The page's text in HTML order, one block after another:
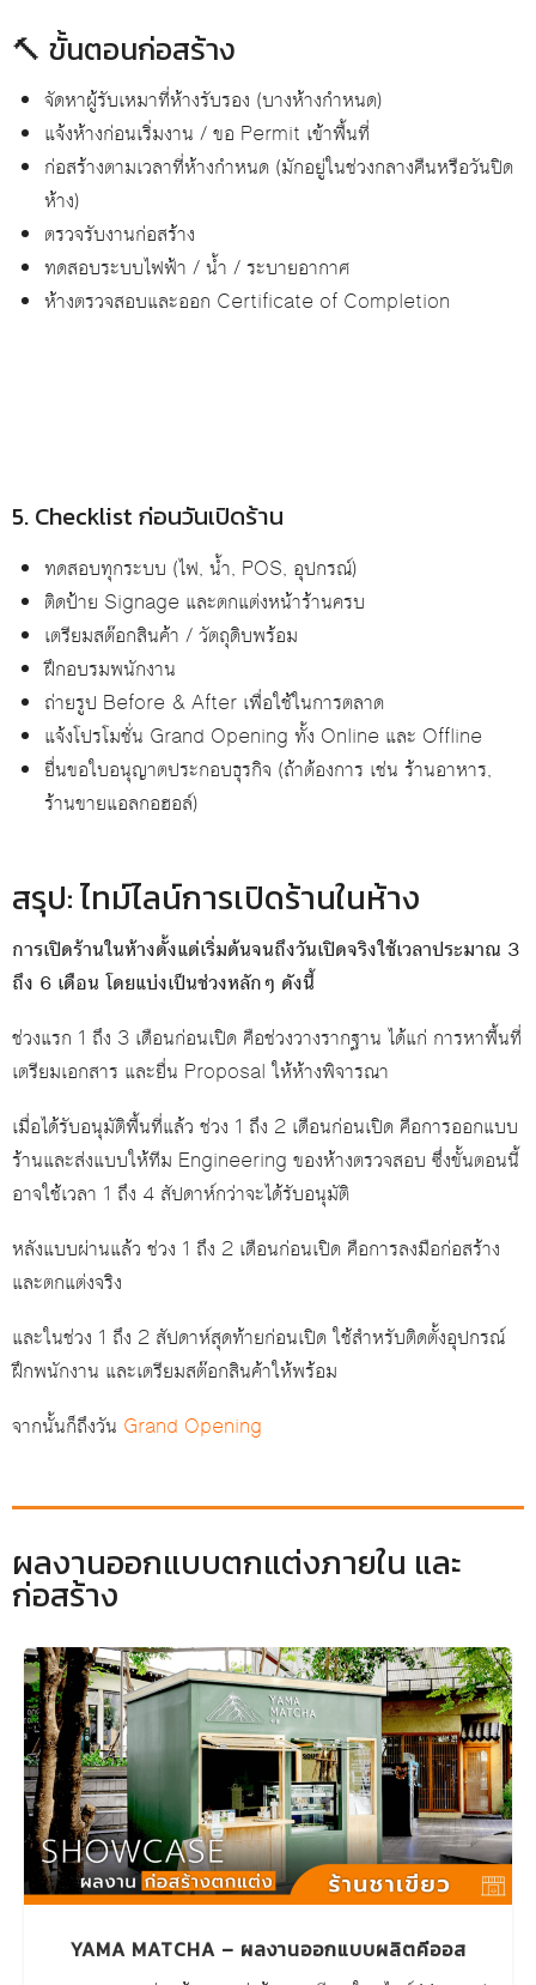
🔨 ขั้นตอนก่อสร้าง
จัดหาผู้รับเหมาที่ห้างรับรอง (บางห้างกำหนด)
แจ้งห้างก่อนเริ่มงาน / ขอ Permit เข้าพื้นที่
ก่อสร้างตามเวลาที่ห้างกำหนด (มักอยู่ในช่วงกลางคืนหรือวันปิด
ห้าง)
ตรวจรับงานก่อสร้าง
ทดสอบระบบไฟฟ้า / น้ำ / ระบายอากาศ
ห้างตรวจสอบและออก Certificate of Completion
5. Checklist ก่อนวันเปิดร้าน
ทดสอบทุกระบบ (ไฟ, น้ำ, POS, อุปกรณ์)
ติดป้าย Signage และตกแต่งหน้าร้านครบ
เตรียมสต๊อกสินค้า / วัตถุดิบพร้อม
ฝึกอบรมพนักงาน
ถ่ายรูป Before & After เพื่อใช้ในการตลาด
แจ้งโปรโมชั่น Grand Opening ทั้ง Online และ Offline
ยื่นขอใบอนุญาตประกอบธุรกิจ (ถ้าต้องการ เช่น ร้านอาหาร,
ร้านขายแอลกอฮอล์)
สรุป: ไทม์ไลน์การเปิดร้านในห้าง
การเปิดร้านในห้างตั้งแต่เริ่มต้นจนถึงวันเปิดจริงใช้เวลาประมาณ 3
ถึง 6 เดือน โดยแบ่งเป็นช่วงหลักๆ ดังนี้
ช่วงแรก 1 ถึง 3 เดือนก่อนเปิด คือช่วงวางรากฐาน ได้แก่ การหาพื้นที่
เตรียมเอกสาร และยื่น Proposal ให้ห้างพิจารณา
เมื่อได้รับอนุมัติพื้นที่แล้ว ช่วง 1 ถึง 2 เดือนก่อนเปิด คือการออกแบบ
ร้านและส่งแบบให้ทีม Engineering ของห้างตรวจสอบ ซึ่งขั้นตอนนี้
อาจใช้เวลา 1 ถึง 4 สัปดาห์กว่าจะได้รับอนุมัติ
หลังแบบผ่านแล้ว ช่วง 1 ถึง 2 เดือนก่อนเปิด คือการลงมือก่อสร้าง
และตกแต่งจริง
และในช่วง 1 ถึง 2 สัปดาห์สุดท้ายก่อนเปิด ใช้สำหรับติดตั้งอุปกรณ์
ฝึกพนักงาน และเตรียมสต๊อกสินค้าให้พร้อม
จากนั้นก็ถึงวัน Grand Opening
ผลงานออกแบบตกแต่งภายใน และ
ก่อสร้าง
YAMA MATCHA – ผลงานออกแบบผลิตคีออส